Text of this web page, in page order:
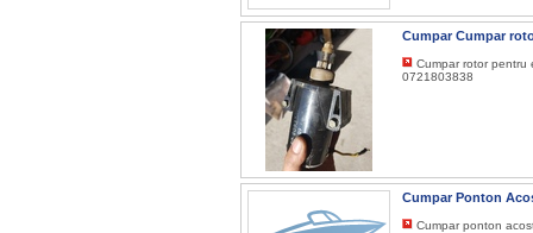
Cumpar Cumpar
Cumpar rotor pentru
0721803838
Cumpar Ponton
Cumpar ponton